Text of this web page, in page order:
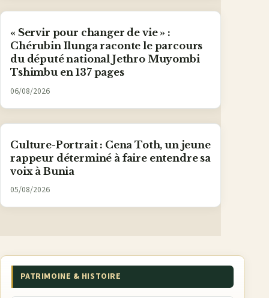
« Servir pour changer de vie » :
Chérubin Ilunga raconte le parcours
du député national Jethro Muyombi
Tshimbu en 137 pages
06/08/2026
Culture-Portrait : Cena Toth, un jeune
rappeur déterminé à faire entendre sa
voix à Bunia
05/08/2026
PATRIMOINE & HISTOIRE